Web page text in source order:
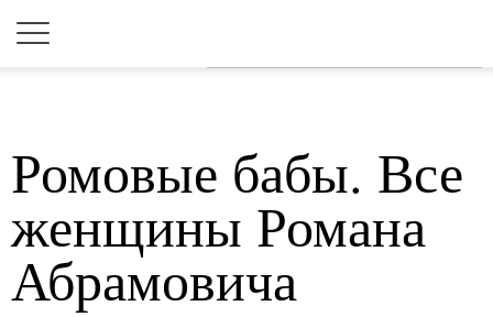
Ромовые бабы. Все
женщины Романа
Абрамовича